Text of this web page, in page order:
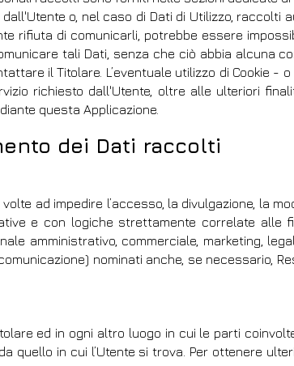
o, nel caso di Dati di Utilizzo,
rifiuta di comunicarli, potrebbe essere
tali Dati, senza che ciò abbia alcuna
il Titolare. L’eventuale utilizzo di
richiesto dall'Utente, oltre alle ulteriori
questa Applicazione.
dei Dati raccolti
ad impedire l’accesso, la divulgazione, la
e con logiche strettamente correlate
amministrativo, commerciale, marketing,
nominati anche, se necessario,
ed in ogni altro luogo in cui le parti
quello in cui l’Utente si trova. Per ottenere